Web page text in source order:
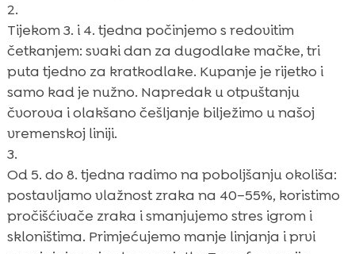
Tijekom 3. i 4. tjedna počinjemo s redovitim
četkanjem: svaki dan za dugodlake mačke, tri
puta tjedno za kratkodlake. Kupanje je rijetko i
samo kad je nužno. Napredak u otpuštanju
čvorova i olakšano češljanje bilježimo u našoj
vremenskoj liniji.
Od 5. do 8. tjedna radimo na poboljšanju okoliša:
postavljamo vlažnost zraka na 40–55%, koristimo
pročišćivače zraka i smanjujemo stres igrom i
skloništima. Primjećujemo manje linjanja i prvi